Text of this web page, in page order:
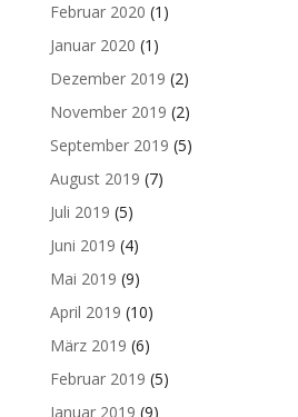
Februar 2020 (1)
Januar 2020 (1)
Dezember 2019 (2)
November 2019 (2)
September 2019 (5)
August 2019 (7)
Juli 2019 (5)
Juni 2019 (4)
Mai 2019 (9)
April 2019 (10)
März 2019 (6)
Februar 2019 (5)
Januar 2019 (9)